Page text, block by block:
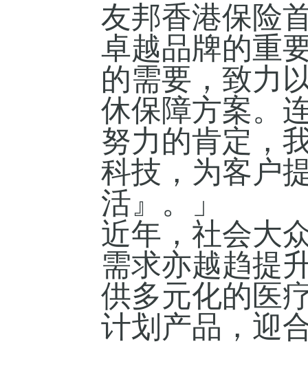
友邦香港保险
卓越品牌的重
的需要，致力
休保障方案。
努力的肯定，
科技，为客户
活』。」
近年，社会大
需求亦越趋提
供多元化的医
计划产品，迎